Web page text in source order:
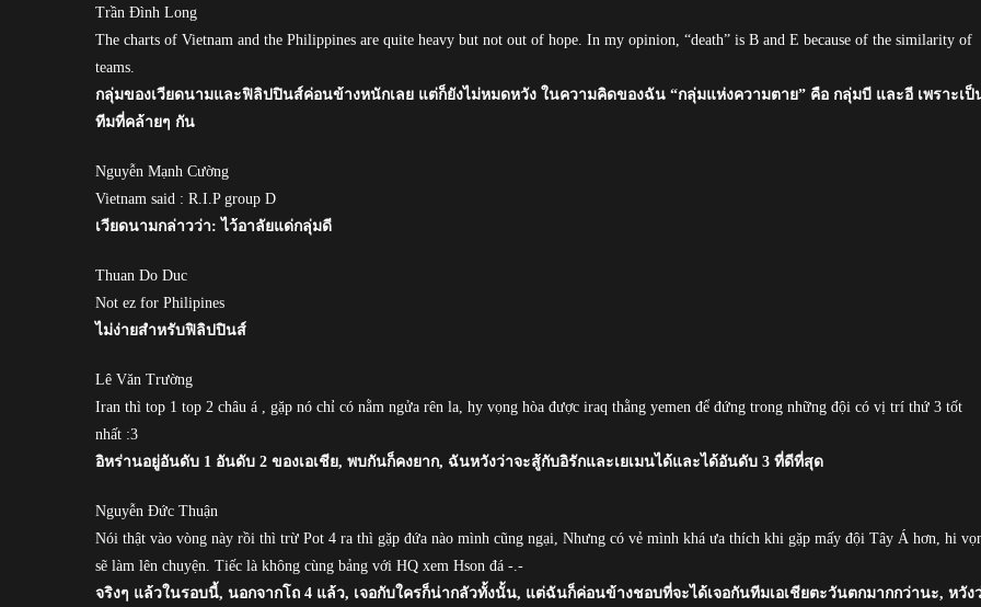
Trần Đình Long
The charts of Vietnam and the Philippines are quite heavy but not out of hope. In my opinion, “death” is B and E because of the similarity of
teams.
กลุ่มของเวียดนามและฟิลิปปินส์ค่อนข้างหนักเลย แต่ก็ยังไม่หมดหวัง ในความคิดของฉัน “กลุ่มแห่งความตาย” คือ กลุ่มบี และอี เพราะเป็
ทีมที่คล้ายๆ กัน
Nguyễn Mạnh Cường
Vietnam said : R.I.P group D
เวียดนามกล่าวว่า: ไว้อาลัยแด่กลุ่มดี
Thuan Do Duc
Not ez for Philipines
ไม่ง่ายสำหรับฟิลิปปินส์
Lê Văn Trường
Iran thì top 1 top 2 châu á , gặp nó chỉ có nằm ngửa rên la, hy vọng hòa được iraq thằng yemen để đứng trong những đội có vị trí thứ 3 tốt
nhất :3
อิหร่านอยู่อันดับ 1 อันดับ 2 ของเอเชีย, พบกันก็คงยาก, ฉันหวังว่าจะสู้กับอิรักและเยเมนได้และได้อันดับ 3 ที่ดีที่สุด
Nguyễn Đức Thuận
Nói thật vào vòng này rồi thì trừ Pot 4 ra thì gặp đứa nào mình cũng ngại, Nhưng có vẻ mình khá ưa thích khi gặp mấy đội Tây Á hơn, hi
sẽ làm lên chuyện. Tiếc là không cùng bảng với HQ xem Hson đá -.-
จริงๆ แล้วในรอบนี้, นอกจากโถ 4 แล้ว, เจอกับใครก็น่ากลัวทั้งนั้น, แต่ฉันก็ค่อนข้างชอบที่จะได้เจอกันทีมเอเชียตะวันตกมากกว่านะ, หวัง